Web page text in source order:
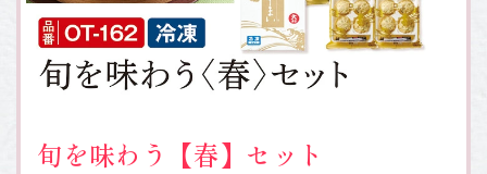
旬を味わう【春】セット